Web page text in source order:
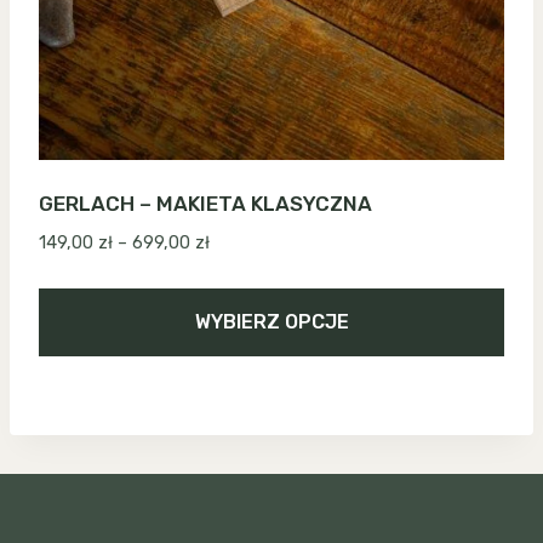
GERLACH – MAKIETA KLASYCZNA
149,00 zł – 699,00 złZakres
149,00 zł
do
WYBIERZ OPCJE
ma
wiele